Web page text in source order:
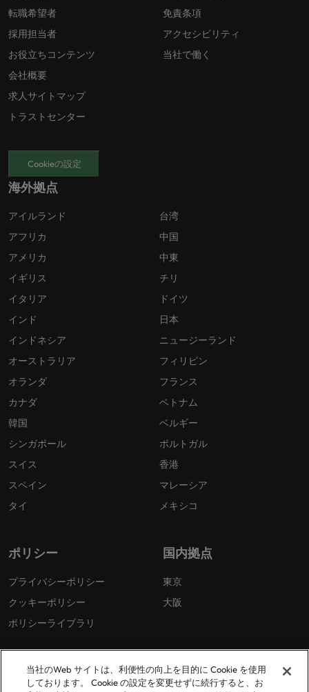
転職希望者
採用担当者
お役立ちコンテンツ
会社概要
求人サイトマップ
トラストセンター
免責条項
アクセシビリティ
当社で働く
Cookieの設定
海外拠点
アイルランド
アフリカ
アメリカ
イギリス
イタリア
インド
インドネシア
オーストラリア
オランダ
カナダ
韓国
シンガポール
スイス
スペイン
タイ
台湾
中国
中東
チリ
ドイツ
日本
ニュージーランド
フィリピン
フランス
ベトナム
ベルギー
ポルトガル
香港
マレーシア
メキシコ
ポリシー
プライバシーポリシー
クッキーポリシー
ポリシーライブラリ
国内拠点
東京
大阪
当社のWeb サイトは、利便性の向上を目的に Cookie を使用
しております。 Cookie の設定を変更せずに続行すると、お